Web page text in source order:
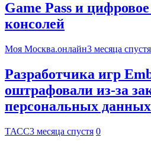
Game Pass и
консолей
Моя Москва.онлайн3 месяца спустя
Разработчика игр
оштрафовали из-за
персональных данных
ТАСС3 месяца спустя 0